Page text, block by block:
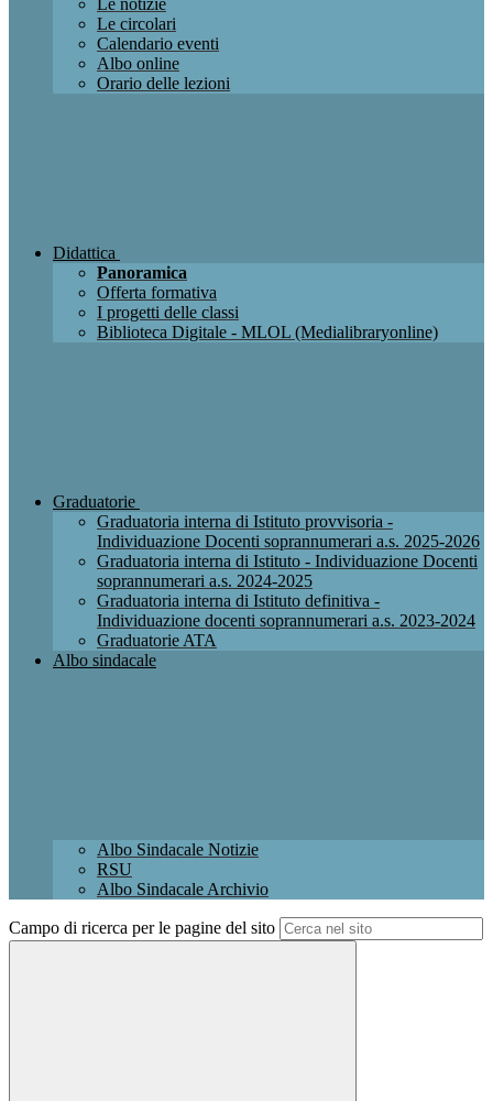
Le notizie
Le circolari
Calendario eventi
Albo online
Orario delle lezioni
Didattica
Panoramica
Offerta formativa
I progetti delle classi
Biblioteca Digitale - MLOL (Medialibraryonline)
Graduatorie
Graduatoria interna di Istituto provvisoria -
Individuazione Docenti soprannumerari a.s. 2025-2026
Graduatoria interna di Istituto - Individuazione Docenti
soprannumerari a.s. 2024-2025
Graduatoria interna di Istituto definitiva -
Individuazione docenti soprannumerari a.s. 2023-2024
Graduatorie ATA
Albo sindacale
Albo Sindacale Notizie
RSU
Albo Sindacale Archivio
Campo di ricerca per le pagine del sito